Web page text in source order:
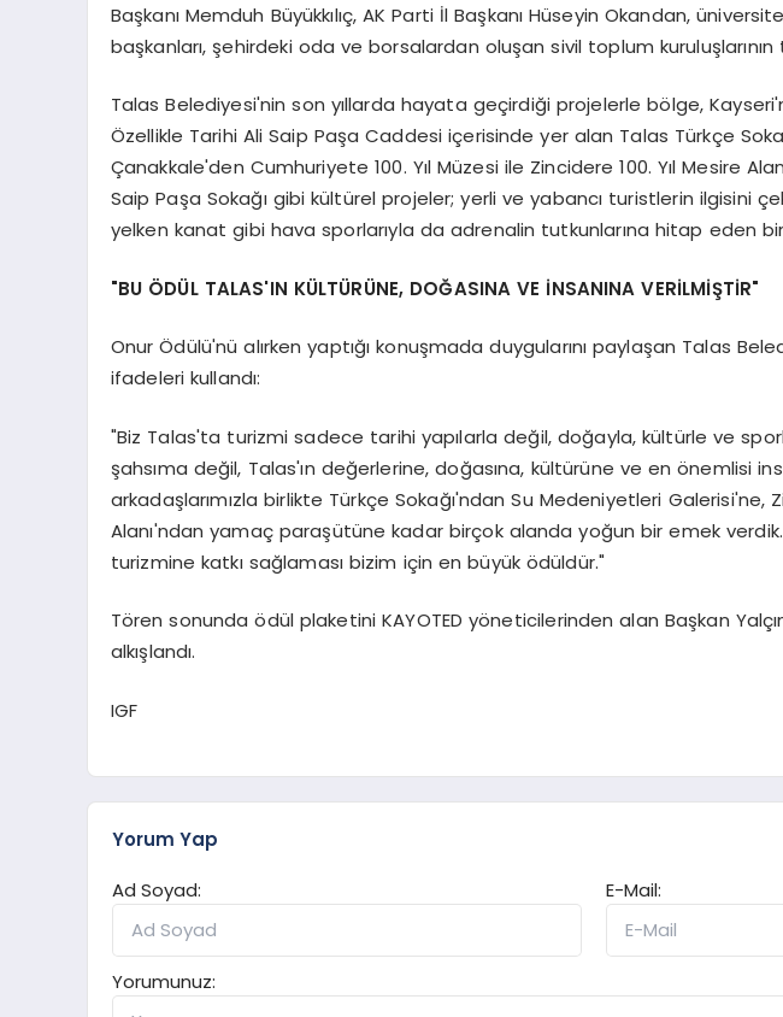
Başkanı Memduh Büyükkılıç, AK Parti İl Başkanı Hüseyin Okandan,
başkanları, şehirdeki oda ve borsalardan oluşan sivil toplum kuruluşlarının
Talas Belediyesi'nin son yıllarda hayata geçirdiği projelerle bölge,
Özellikle Tarihi Ali Saip Paşa Caddesi içerisinde yer alan Talas Türkçe
Çanakkale'den Cumhuriyete 100. Yıl Müzesi ile Zincidere 100. Yıl Mesire
Saip Paşa Sokağı gibi kültürel projeler; yerli ve yabancı turistlerin ilgisini
yelken kanat gibi hava sporlarıyla da adrenalin tutkunlarına hitap eden
"BU ÖDÜL TALAS'IN KÜLTÜRÜNE, DOĞASINA VE İNSANINA VERİLMİŞTİR"
Onur Ödülü'nü alırken yaptığı konuşmada duygularını paylaşan Talas
ifadeleri kullandı:
"Biz Talas'ta turizmi sadece tarihi yapılarla değil, doğayla, kültürle ve
şahsıma değil, Talas'ın değerlerine, doğasına, kültürüne ve en önemlisi
arkadaşlarımızla birlikte Türkçe Sokağı'ndan Su Medeniyetleri Galerisi'ne,
Alanı'ndan yamaç paraşütüne kadar birçok alanda yoğun bir emek verdik.
turizmine katkı sağlaması bizim için en büyük ödüldür."
Tören sonunda ödül plaketini KAYOTED yöneticilerinden alan Başkan
alkışlandı.
IGF
Yorum Yap
Ad Soyad:
E-Mail:
Yorumunuz: